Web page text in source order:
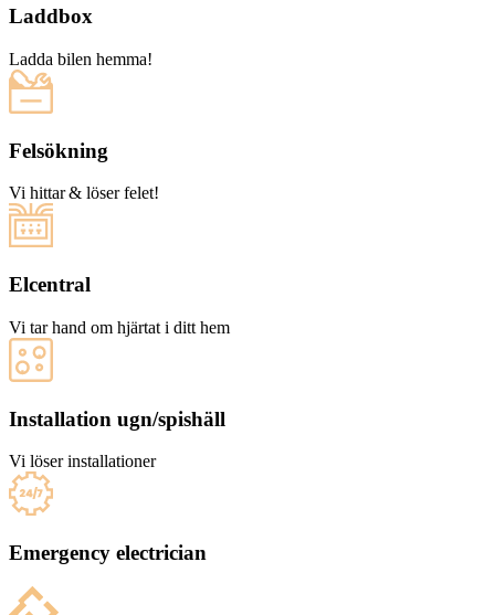
Laddbox
Ladda bilen hemma!
Felsökning
Vi hittar & löser felet!
Elcentral
Vi tar hand om hjärtat i ditt hem
Installation ugn/spishäll
Vi löser installationer
Emergency electrician